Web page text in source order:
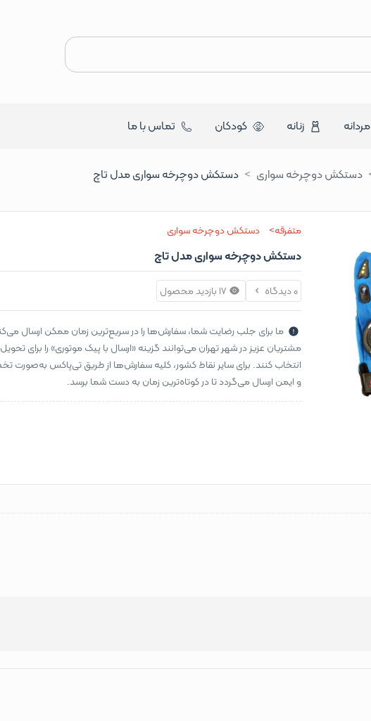
مردانه زنانه کودکان تماس با ما
دستکش دوچرخه سواری دستکش دوچرخه سواری مدل تاچ
متفرقه دستکش دوچرخه سواری
دستکش دوچرخه سواری مدل تاچ
0 دیدگاه 17 بازدید محصول
ما برای جلب رضایت شما، سفارش‌ها را در سریع‌ترین زمان ممکن ارسال
مشتریان عزیز در شهر تهران می‌توانند گزینه «ارسال با پیک موتوری» را برای
انتخاب کنند. برای سایر نقاط کشور، کلیه سفارش‌ها از طریق تی‌پاکس به‌صورت
و ایمن ارسال می‌گردد تا در کوتاه‌ترین زمان به دست شما برسد.